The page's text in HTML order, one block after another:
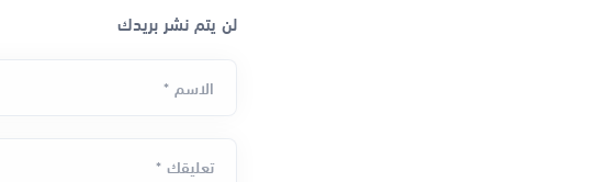
لن يتم نشر بريدك
الاسم *
تعليقك *